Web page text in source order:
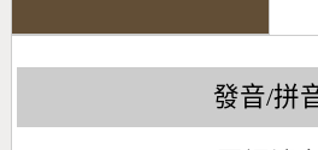
發音/拼